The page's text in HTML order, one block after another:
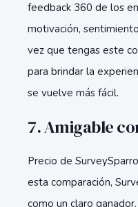
feedback 360 de los
motivación,
vez que tengas este
para brindar la
se vuelve más fácil.
7. Amigable
Precio de
esta comparación,
como un claro